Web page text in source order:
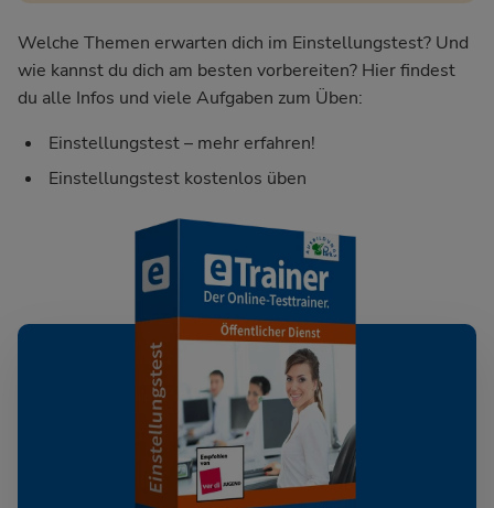
Welche Themen erwarten dich im Einstellungstest? Und
wie kannst du dich am besten vorbereiten? Hier findest
du alle Infos und viele Aufgaben zum Üben:
Einstellungstest – mehr erfahren!
Einstellungstest kostenlos üben